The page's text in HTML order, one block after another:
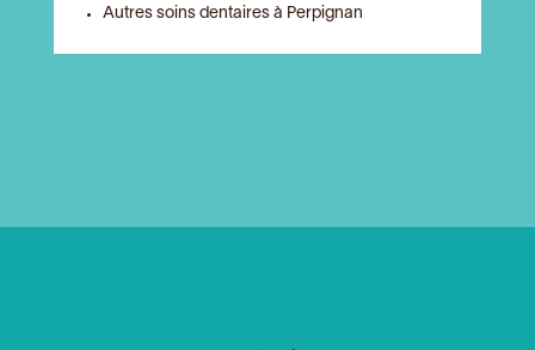
Autres soins dentaires à Perpignan